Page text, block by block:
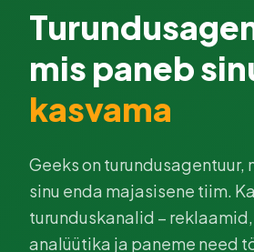
mis paneb
kasvama
Geeks on turundusagentuur,
sinu enda majasisene tiim.
turunduskanalid –
analüütika ja paneme need